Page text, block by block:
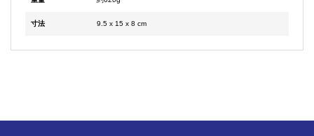
寸法 9.5 x 15 x 8 cm